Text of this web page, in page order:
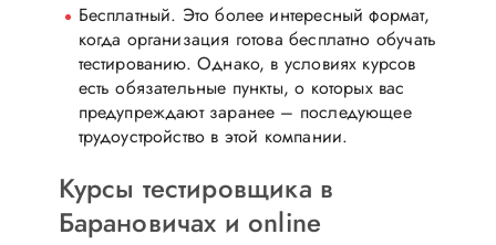
Бесплатный. Это более интересный формат,
когда организация готова бесплатно обучать
тестированию. Однако, в условиях курсов
есть обязательные пункты, о которых вас
предупреждают заранее – последующее
трудоустройство в этой компании.
Курсы тестировщика в
Барановичах и online